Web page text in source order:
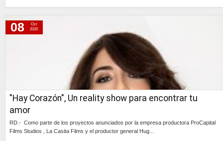
"Hay Corazón", Un reality show para encontrar tu
amor
RD.- Como parte de los proyectos anunciados por la empresa productora ProCapital
Films Studios , La Casita Films y el productor general Hug...
08
Oct
2020